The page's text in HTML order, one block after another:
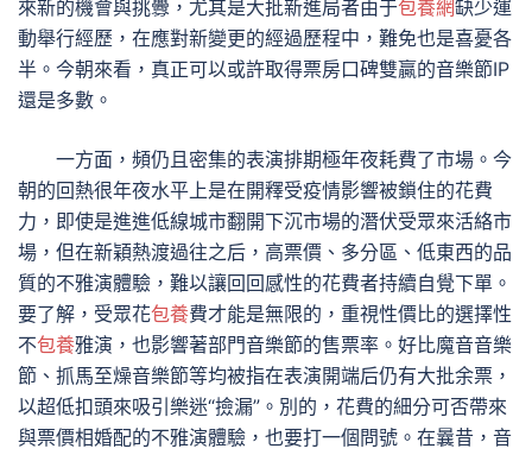
來新的機會與挑釁，尤其是大批新進局者由于包養網缺少運
動舉行經歷，在應對新變更的經過歷程中，難免也是喜憂各
半。今朝來看，真正可以或許取得票房口碑雙贏的音樂節IP
還是多數。
一方面，頻仍且密集的表演排期極年夜耗費了市場。今
朝的回熱很年夜水平上是在開釋受疫情影響被鎖住的花費
力，即使是進進低線城市翻開下沉市場的潛伏受眾來活絡市
場，但在新穎熱渡過往之后，高票價、多分區、低東西的品
質的不雅演體驗，難以讓回回感性的花費者持續自覺下單。
要了解，受眾花包養費才能是無限的，重視性價比的選擇性
不包養雅演，也影響著部門音樂節的售票率。好比魔音音樂
節、抓馬至燥音樂節等均被指在表演開端后仍有大批余票，
以超低扣頭來吸引樂迷“撿漏”。別的，花費的細分可否帶來
與票價相婚配的不雅演體驗，也要打一個問號。在曩昔，音